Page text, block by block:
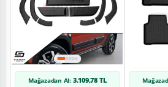
Mağazadan Al: 3.109,78 TL